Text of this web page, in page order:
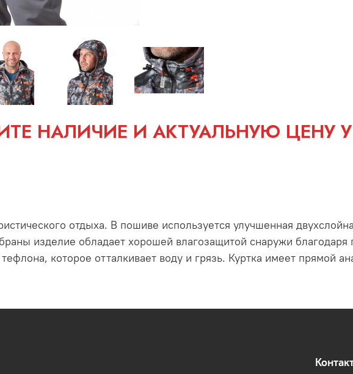
НАЛИЧИЕ И АКТУАЛЬНУЮ ЦЕНУ
отдыха. В пошиве используется улучшенная
изделие обладает хорошей влагозащитой снаружи благодаря
которое отталкивает воду и грязь. Куртка имеет прямой